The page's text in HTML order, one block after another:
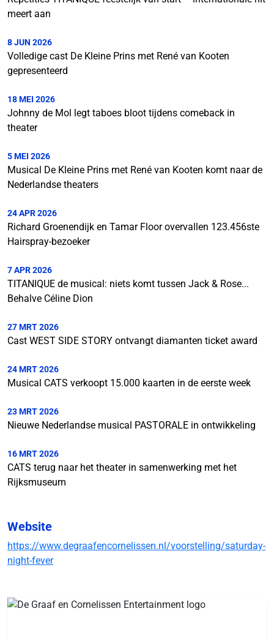
meert aan
8 JUN 2026
Volledige cast De Kleine Prins met René van Kooten
gepresenteerd
18 MEI 2026
Johnny de Mol legt taboes bloot tijdens comeback in
theater
5 MEI 2026
Musical De Kleine Prins met René van Kooten komt naar de
Nederlandse theaters
24 APR 2026
Richard Groenendijk en Tamar Floor overvallen 123.456ste
Hairspray-bezoeker
7 APR 2026
TITANIQUE de musical: niets komt tussen Jack & Rose...
Behalve Céline Dion
27 MRT 2026
Cast WEST SIDE STORY ontvangt diamanten ticket award
24 MRT 2026
Musical CATS verkoopt 15.000 kaarten in de eerste week
23 MRT 2026
Nieuwe Nederlandse musical PASTORALE in ontwikkeling
16 MRT 2026
CATS terug naar het theater in samenwerking met het
Rijksmuseum
Website
https://www.degraafencornelissen.nl/voorstelling/saturday-
night-fever